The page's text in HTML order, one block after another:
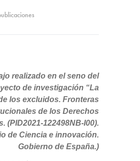
realizado en el seno del
de investigación “La
los excluidos. Fronteras
de los Derechos
(PID2021-122498NB-I00).
de Ciencia e innovación.
Gobierno de España.)